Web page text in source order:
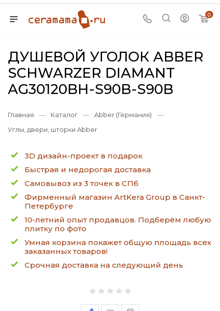
0
ДУШЕВОЙ УГОЛОК ABBER
SCHWARZER DIAMANT
AG30120BH-S90B-S90B
Главная — Каталог — Abber (Германия)
—
Углы, двери, шторки Abber
3D дизайн-проект в подарок
Быстрая и недорогая доставка
Самовывоз из 3 точек в СПб
Фирменный магазин ArtKera Group в Санкт-
Петербурге
10-летний опыт продавцов. Подберём любую
плитку по фото
Умная корзина покажет общую площадь всех
заказанных товаров!
Срочная доставка на следующий день